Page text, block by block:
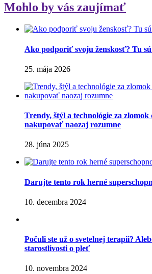
Mohlo by vás zaujímať
Ako podporiť svoju ženskosť? Tu
25. mája 2026
Trendy, štýl a technológie za zlomok
nakupovať naozaj rozumne
28. júna 2025
Darujte tento rok herné
10. decembra 2024
Počuli ste už o svetelnej terapii?
starostlivosti o pleť
10. novembra 2024